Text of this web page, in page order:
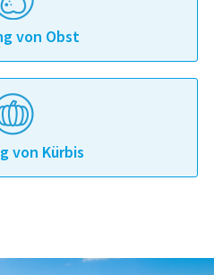
von Obst
von Kürbis